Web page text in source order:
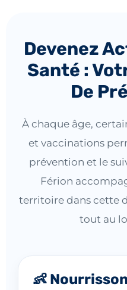
Devenez
Santé :
De
À chaque âge,
et vaccinations
prévention et le
Férion
territoire dans cette
tout au
👶